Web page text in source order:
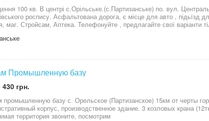
100 кв. В центрі с.Орільське.(с.Партизанське) по. вул.
роспису. Асфальтована дорога, є місце для авто , підьїзд
кавярня, маг. Стройсам, Аптека. Телефонуйте , предлагайте
Промышленную базу
грн.
промышленную базу с. Орельское (Партизанское) 15км от черты
корпус, производственное здание. 3 козловых крана
охраняемая территория звоните, посмотрим